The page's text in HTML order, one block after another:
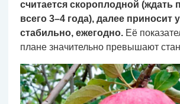
считается скороплодной (ждать
всего 3–4 года), далее приносит
стабильно, ежегодно. Её
плане значительно превышают